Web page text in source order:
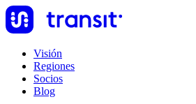
Visión
Regiones
Socios
Blog